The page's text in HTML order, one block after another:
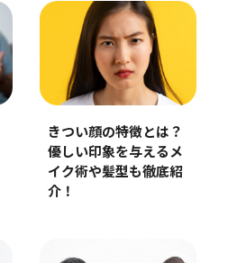
きつい顔の特徴とは？
優しい印象を与えるメ
イク術や髪型も徹底紹
介！